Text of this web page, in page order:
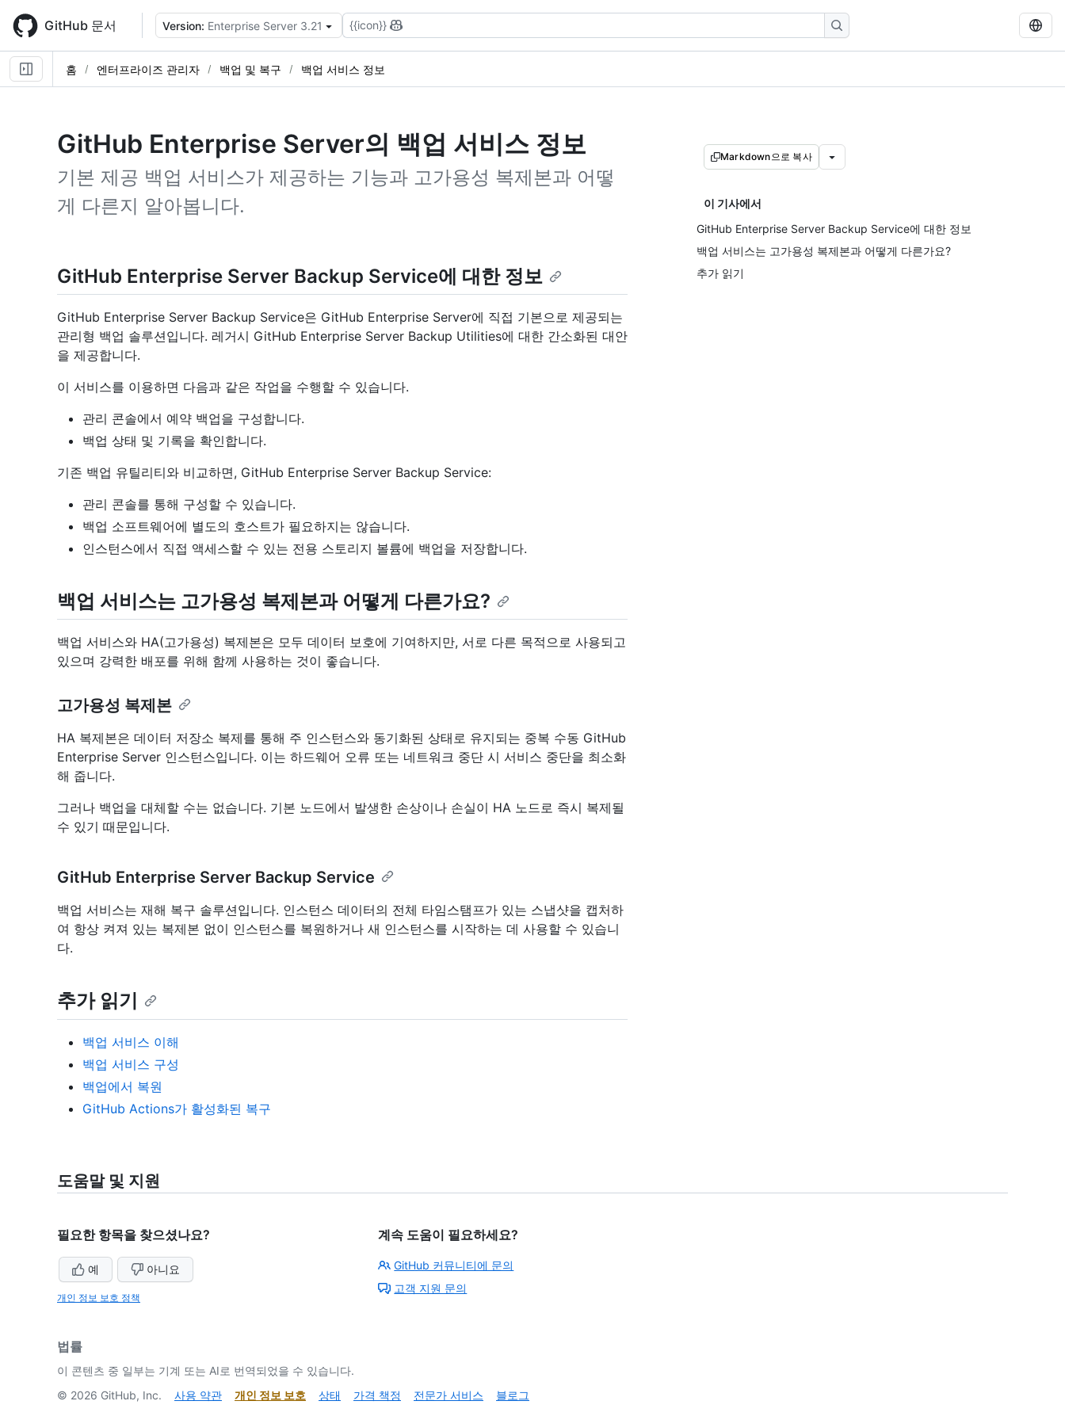
main
content
GitHub 문서 Version: Enterprise Server 3.21 {{icon}}
홈 엔터프라이즈 관리자 백업 및 복구 백업 서비스 정보
GitHub Enterprise Server의 백업 서비스 정보
기본 제공 백업 서비스가 제공하는 기능과 고가용성 복제본과 어떻
게 다른지 알아봅니다.
Markdown으로 복사
이 기사에서
GitHub Enterprise Server Backup Service에 대한 정보
백업 서비스는 고가용성 복제본과 어떻게 다른가요?
추가 읽기
GitHub Enterprise Server Backup Service에 대한 정보
GitHub Enterprise Server Backup Service은 GitHub Enterprise Server에 직접 기본으로 제공되는
관리형 백업 솔루션입니다. 레거시 GitHub Enterprise Server Backup Utilities에 대한 간소화된 대안
을 제공합니다.
이 서비스를 이용하면 다음과 같은 작업을 수행할 수 있습니다.
관리 콘솔에서 예약 백업을 구성합니다.
백업 상태 및 기록을 확인합니다.
기존 백업 유틸리티와 비교하면, GitHub Enterprise Server Backup Service:
관리 콘솔를 통해 구성할 수 있습니다.
백업 소프트웨어에 별도의 호스트가 필요하지는 않습니다.
인스턴스에서 직접 액세스할 수 있는 전용 스토리지 볼륨에 백업을 저장합니다.
백업 서비스는 고가용성 복제본과 어떻게 다른가요?
백업 서비스와 HA(고가용성) 복제본은 모두 데이터 보호에 기여하지만, 서로 다른 목적으로 사용되고
있으며 강력한 배포를 위해 함께 사용하는 것이 좋습니다.
고가용성 복제본
HA 복제본은 데이터 저장소 복제를 통해 주 인스턴스와 동기화된 상태로 유지되는 중복 수동 GitHub
Enterprise Server 인스턴스입니다. 이는 하드웨어 오류 또는 네트워크 중단 시 서비스 중단을 최소화
해 줍니다.
그러나 백업을 대체할 수는 없습니다. 기본 노드에서 발생한 손상이나 손실이 HA 노드로 즉시 복제될
수 있기 때문입니다.
GitHub Enterprise Server Backup Service
백업 서비스는 재해 복구 솔루션입니다. 인스턴스 데이터의 전체 타임스탬프가 있는 스냅샷을 캡처하
여 항상 켜져 있는 복제본 없이 인스턴스를 복원하거나 새 인스턴스를 시작하는 데 사용할 수 있습니
다.
추가 읽기
백업 서비스 이해
백업 서비스 구성
백업에서 복원
GitHub Actions가 활성화된 복구
도움말 및 지원
필요한 항목을 찾으셨나요?
예 아니요
개인 정보 보호 정책
계속 도움이 필요하세요?
GitHub 커뮤니티에 문의
고객 지원 문의
법률
이 콘텐츠 중 일부는 기계 또는 AI로 번역되었을 수 있습니다.
© 2026 GitHub, Inc. 사용 약관 개인 정보 보호 상태 가격 책정 전문가 서비스 블로그